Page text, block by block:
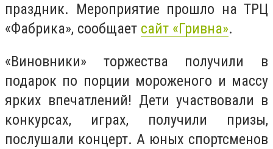
праздник. Мероприятие прошло на ТРЦ
«Фабрика», сообщает сайт «Гривна».
«Виновники» торжества получили в
подарок по порции мороженого и массу
ярких впечатлений! Дети участвовали в
конкурсах, играх, получили призы,
послушали концерт. А юных спортсменов